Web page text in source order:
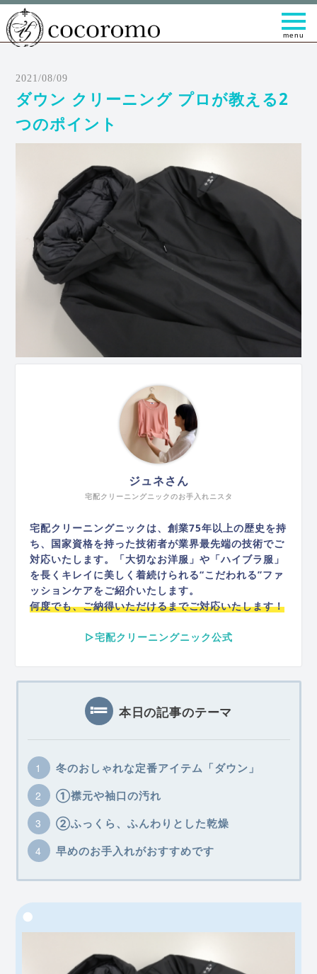
t
o
g
t
2021/08/09
ダウン クリーニング プロが教える2
つのポイント
ジュネさん
宅配クリーニングニックのお手入れニスタ
宅配クリーニングニックは、創業75年以上の歴史を持
ち、国家資格を持った技術者が業界最先端の技術でご
対応いたします。「大切なお洋服」や「ハイブラ服」
を長くキレイに美しく着続けられる“こだわれる”ファ
ッションケアをご紹介いたします。
何度でも、ご納得いただけるまでご対応いたします！
▷宅配クリーニングニック公式
本日の記事のテーマ
冬のおしゃれな定番アイテム「ダウン」
①襟元や袖口の汚れ
②ふっくら、ふんわりとした乾燥
早めのお手入れがおすすめです